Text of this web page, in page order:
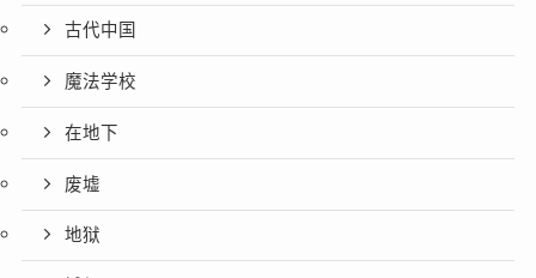
古代中国
魔法学校
在地下
废墟
地狱